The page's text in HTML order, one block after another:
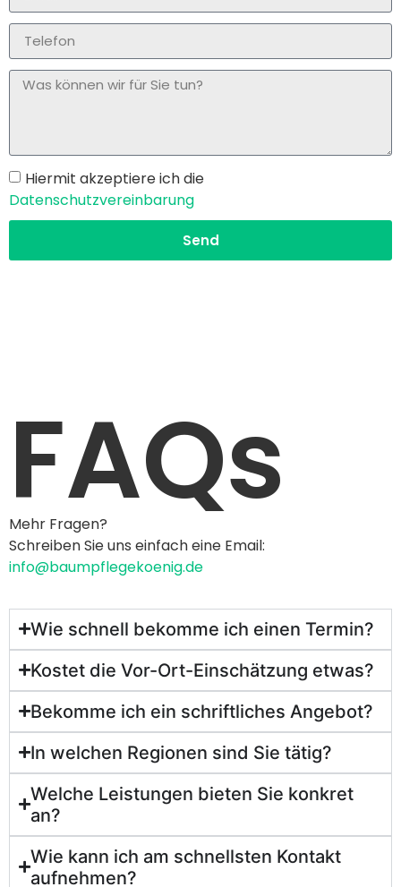
Hiermit akzeptiere ich die
Datenschutzvereinbarung
Send
FAQs
Mehr Fragen?
Schreiben Sie uns einfach eine Email:
info@baumpflegekoenig.de
Wie schnell bekomme ich einen Termin?
Kostet die Vor-Ort-Einschätzung etwas?
Bekomme ich ein schriftliches Angebot?
In welchen Regionen sind Sie tätig?
Welche Leistungen bieten Sie konkret
an?
Wie kann ich am schnellsten Kontakt
aufnehmen?